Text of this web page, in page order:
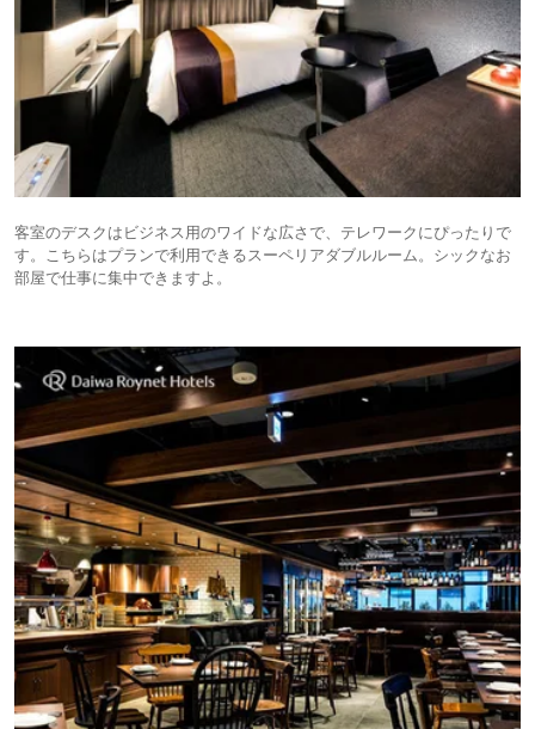
客室のデスクはビジネス用のワイドな広さで、テレワークにぴったりで
す。こちらはプランで利用できるスーペリアダブルルーム。シックなお
部屋で仕事に集中できますよ。